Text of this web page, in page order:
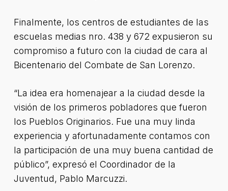
Finalmente, los centros de estudiantes de las
escuelas medias nro. 438 y 672 expusieron su
compromiso a futuro con la ciudad de cara al
Bicentenario del Combate de San Lorenzo.
“La idea era homenajear a la ciudad desde la
visión de los primeros pobladores que fueron
los Pueblos Originarios. Fue una muy linda
experiencia y afortunadamente contamos con
la participación de una muy buena cantidad de
público”, expresó el Coordinador de la
Juventud, Pablo Marcuzzi.